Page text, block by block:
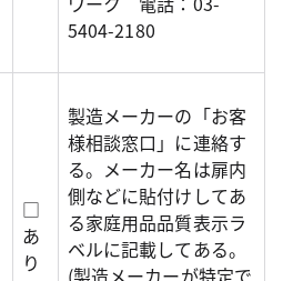
5404-2180
□
あ
り
製造メーカーの「お客
様相談窓口」に連絡す
る。メーカー名は扉内
側などに貼付けしてあ
る家庭用品品質表示ラ
ベルに記載してある。
(製造メーカーが特定で